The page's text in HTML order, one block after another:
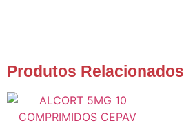
Produtos Relacionados